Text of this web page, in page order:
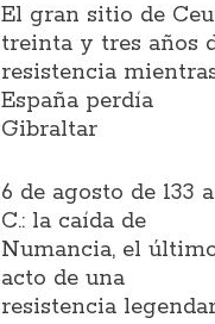
El gran sitio de
treinta y tres años
resistencia
España perdía
Gibraltar
6 de agosto de 133
C.: la caída de
Numancia, el
acto de una
resistencia